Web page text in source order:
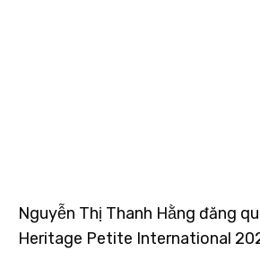
Nguyễn Thị Thanh Hằng đăng
Heritage Petite International